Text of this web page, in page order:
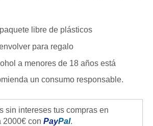
libre de plásticos
para regalo
a menores de 18 años está
un consumo responsable.
sin intereses tus compras en
2000€ con PayPal.